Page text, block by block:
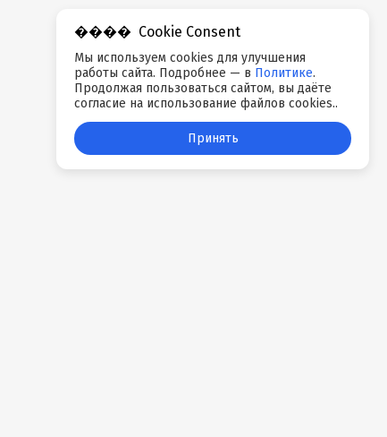
Cookie Consent
Мы используем cookies для улучшения
работы сайта. Подробнее — в Политике.
Продолжая пользоваться сайтом, вы даёте
согласие на использование файлов cookies..
Принять